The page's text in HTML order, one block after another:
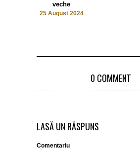
veche
25 August 2024
0 COMMENT
LASĂ UN RĂSPUNS
Comentariu